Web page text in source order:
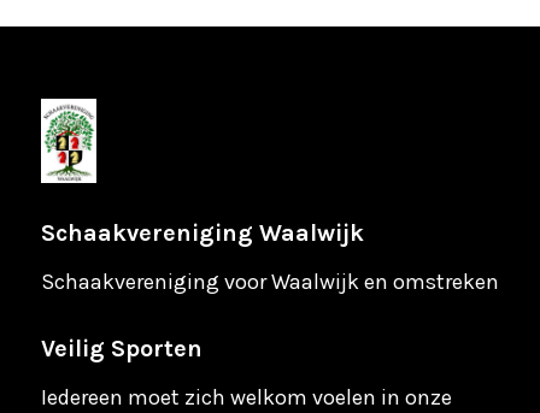
Schaakvereniging Waalwijk
Schaakvereniging voor Waalwijk en omstreken
Veilig Sporten
Iedereen moet zich welkom voelen in onze